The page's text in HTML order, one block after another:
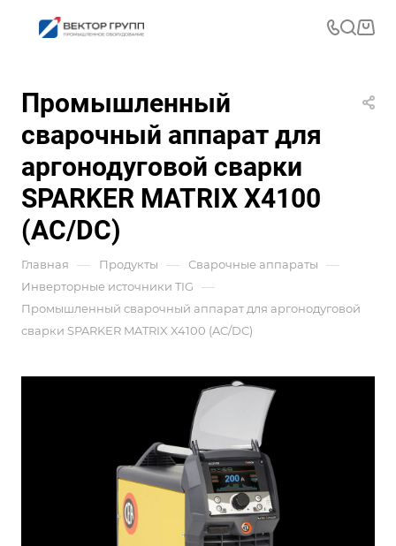
Промышленный
сварочный аппарат для
аргонодуговой сварки
SPARKER MATRIX X4100
(AC/DC)
Главная — Продукты — Сварочные аппараты —
Инверторные источники TIG —
Промышленный сварочный аппарат для аргонодуговой
сварки SPARKER MATRIX X4100 (AC/DC)